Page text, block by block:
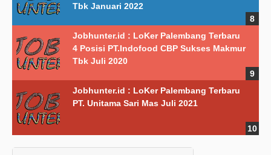
Tbk Januari 2022
Jobhunter.id : LoKer Palembang Terbaru
4 Posisi PT.Indofood CBP Sukses Makmur
Tbk Juli 2020
Jobhunter.id : LoKer Palembang Terbaru
PT. Unitama Sari Mas Juli 2021